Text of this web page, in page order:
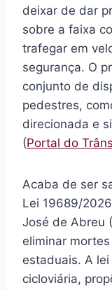
deixar de dar
sobre a faixa
trafegar em
segurança. O
conjunto de
pedestres,
direcionada e
(Portal do
Acaba de ser
Lei 19689/
José de Abreu
eliminar
estaduais. A
cicloviária,